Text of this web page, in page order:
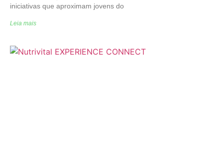
iniciativas que aproximam jovens do
Leia mais